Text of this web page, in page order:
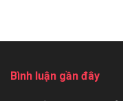
Bình luận gần đây